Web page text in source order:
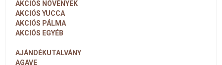
AKCIÓS NÖVÉNYEK
AKCIÓS YUCCA
AKCIÓS PÁLMA
AKCIÓS EGYÉB
AJÁNDÉKUTALVÁNY
AGAVE